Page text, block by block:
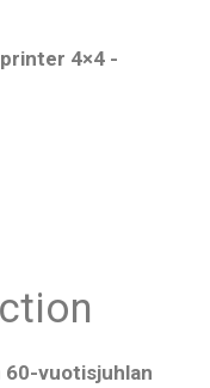
4×4 -
60-vuotisjuhlan